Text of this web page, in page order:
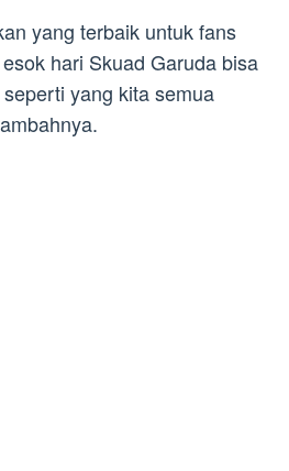
yang terbaik untuk fans
hari Skuad Garuda bisa
yang kita semua